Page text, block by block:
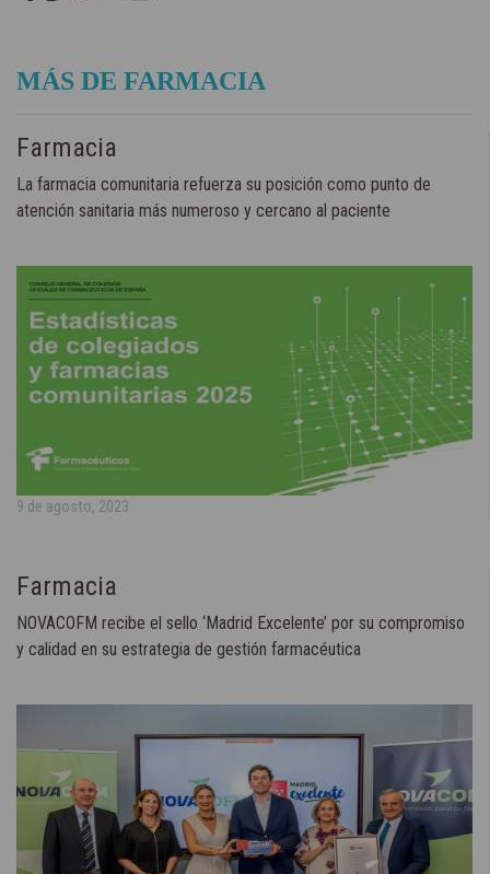
MÁS DE FARMACIA
Farmacia
La farmacia comunitaria refuerza su posición como punto de
atención sanitaria más numeroso y cercano al paciente
9 de agosto, 2023
Farmacia
NOVACOFM recibe el sello ‘Madrid Excelente’ por su compromiso
y calidad en su estrategia de gestión farmacéutica